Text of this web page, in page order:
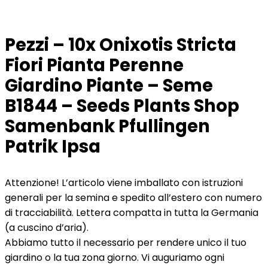
Pezzi – 10x Onixotis Stricta
Fiori Pianta Perenne
Giardino Piante – Seme
B1844 – Seeds Plants Shop
Samenbank Pfullingen
Patrik Ipsa
Attenzione! L’articolo viene imballato con istruzioni
generali per la semina e spedito all’estero con numero
di tracciabilità. Lettera compatta in tutta la Germania
(a cuscino d’aria).
Abbiamo tutto il necessario per rendere unico il tuo
giardino o la tua zona giorno. Vi auguriamo ogni